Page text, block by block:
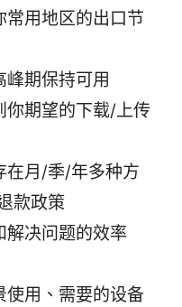
常用地区的出口节
期保持可用
你期望的下载/上传
在月/季/年多种方
款政策
解决问题的效率
使用、需要的设备